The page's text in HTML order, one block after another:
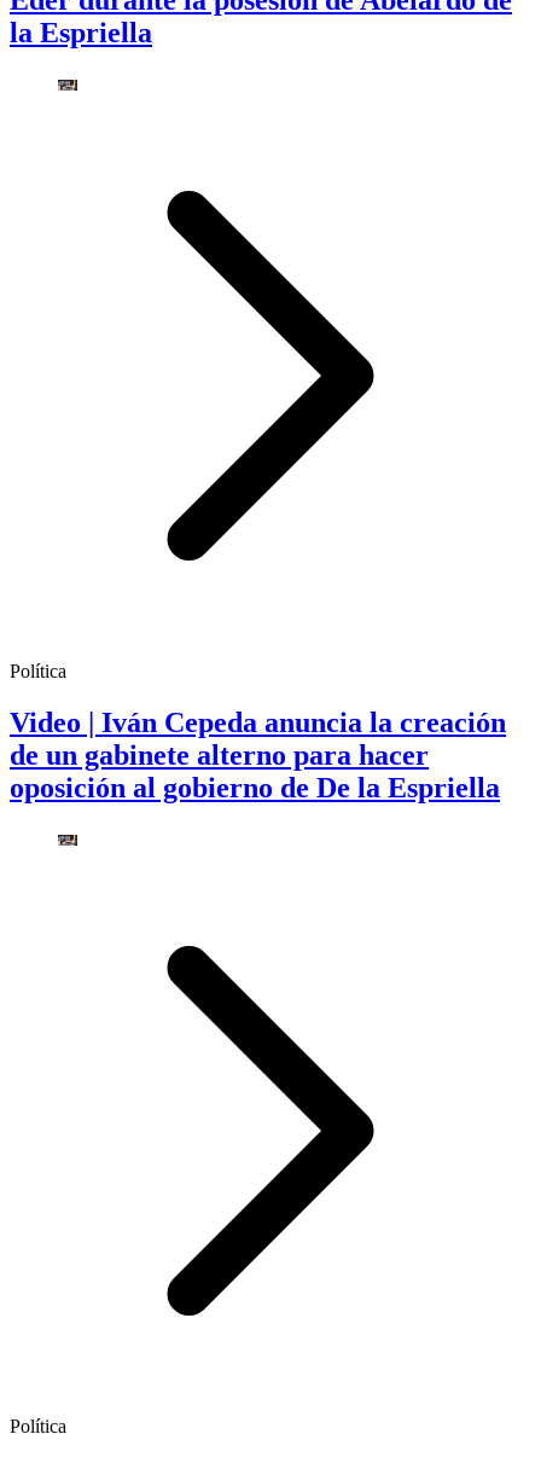
la Espriella
Política
Video | Iván Cepeda anuncia la creación
de un gabinete alterno para hacer
oposición al gobierno de De la Espriella
Política